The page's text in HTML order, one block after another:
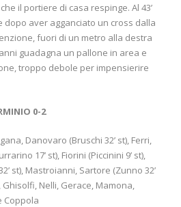
il portiere di casa respinge. Al 43’
dopo aver agganciato un cross dalla
fuori di un metro alla destra
guadagna un pallone in area e
troppo debole per impensierire
0-2
Danovaro (Bruschi 32’ st), Ferri,
17’ st), Fiorini (Piccinini 9’ st),
st), Mastroianni, Sartore (Zunno 32’
Ghisolfi, Nelli, Gerace, Mamona,
Coppola